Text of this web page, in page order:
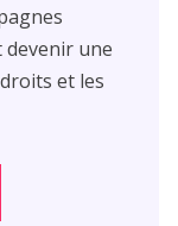
une
et les